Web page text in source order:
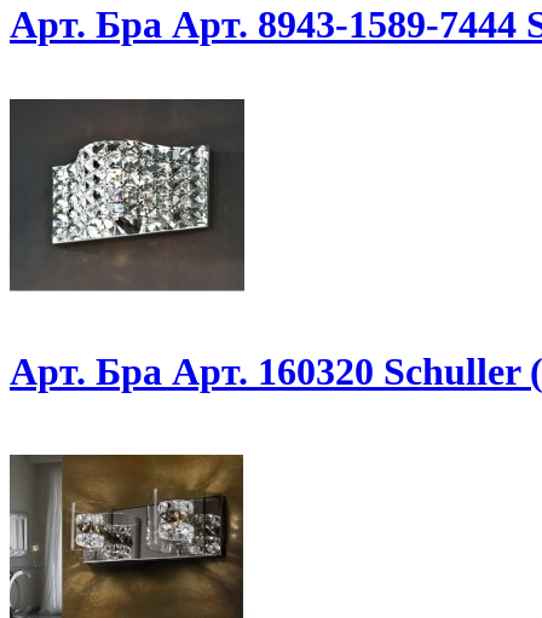
Арт. Бра Арт. 8943-1589-7444
Арт. Бра Арт. 160320 Schuller